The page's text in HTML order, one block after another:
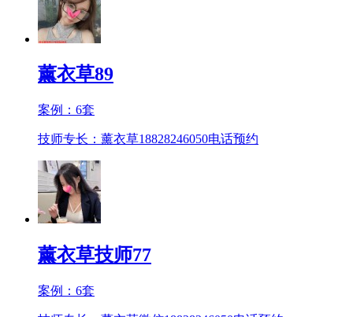
薰衣草89
案例： 6套
技师专长：薰衣草18828246050电话预约
薰衣草技师77
案例： 6套